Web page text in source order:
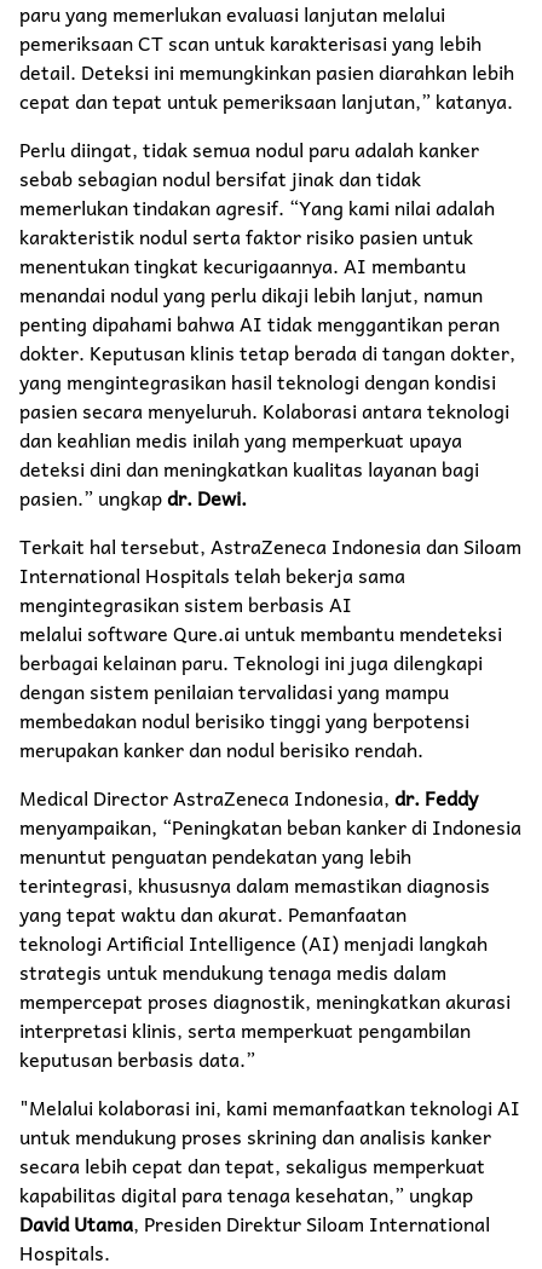
paru yang memerlukan evaluasi lanjutan melalui
pemeriksaan CT scan untuk karakterisasi yang lebih
detail. Deteksi ini memungkinkan pasien diarahkan lebih
cepat dan tepat untuk pemeriksaan lanjutan,” katanya.
Perlu diingat, tidak semua nodul paru adalah kanker
sebab sebagian nodul bersifat jinak dan tidak
memerlukan tindakan agresif. “Yang kami nilai adalah
karakteristik nodul serta faktor risiko pasien untuk
menentukan tingkat kecurigaannya. AI membantu
menandai nodul yang perlu dikaji lebih lanjut, namun
penting dipahami bahwa AI tidak menggantikan peran
dokter. Keputusan klinis tetap berada di tangan dokter,
yang mengintegrasikan hasil teknologi dengan kondisi
pasien secara menyeluruh. Kolaborasi antara teknologi
dan keahlian medis inilah yang memperkuat upaya
deteksi dini dan meningkatkan kualitas layanan bagi
pasien.” ungkapdr. Dewi.
Terkait hal tersebut, AstraZeneca Indonesia dan Siloam
International Hospitals telah bekerja sama
mengintegrasikan sistem berbasis AI
melalui software Qure.ai untuk membantu mendeteksi
berbagai kelainan paru. Teknologi ini juga dilengkapi
dengan sistem penilaian tervalidasi yang mampu
membedakan nodul berisiko tinggi yang berpotensi
merupakan kanker dan nodul berisiko rendah.
Medical Director AstraZeneca Indonesia,dr. Feddy
menyampaikan, “Peningkatan beban kanker di Indonesia
menuntut penguatan pendekatan yang lebih
terintegrasi, khususnya dalam memastikan diagnosis
yang tepat waktu dan akurat. Pemanfaatan
teknologi Artificial Intelligence (AI) menjadi langkah
strategis untuk mendukung tenaga medis dalam
mempercepat proses diagnostik, meningkatkan akurasi
interpretasi klinis, serta memperkuat pengambilan
keputusan berbasis data.”
"Melalui kolaborasi ini, kami memanfaatkan teknologi AI
untuk mendukung proses skrining dan analisis kanker
secara lebih cepat dan tepat, sekaligus memperkuat
kapabilitas digital para tenaga kesehatan,” ungkap
David Utama, Presiden Direktur Siloam International
Hospitals.